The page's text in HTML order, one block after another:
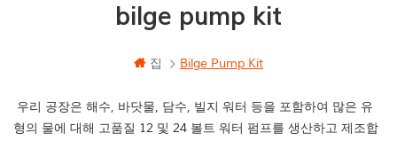
bilge pump kit
집 Bilge Pump Kit
우리 공장은 해수, 바닷물, 담수, 빌지 워터 등을 포함하여 많은 유
형의 물에 대해 고품질 12 및 24 볼트 워터 펌프를 생산하고 제조합